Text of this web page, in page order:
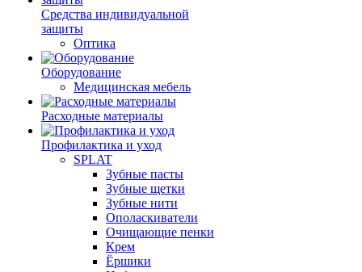
Средства индивидуальной
защиты
Оптика
Оборудование
Медицинская мебель
Расходные материалы
Профилактика и уход
SPLAT
Зубные пасты
Зубные щетки
Зубные нити
Ополаскиватели
Очищающие пенки
Крем
Ёршики